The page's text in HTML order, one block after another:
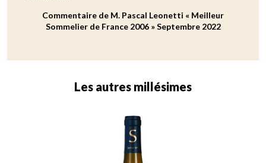
Commentaire de M. Pascal Leonetti « Meilleur
Sommelier de France 2006 » Septembre 2022
Les autres millésimes